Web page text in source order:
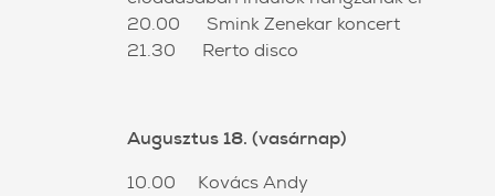
20.00 Smink Zenekar koncert
21.30 Rerto disco
Augusztus 18. (vasárnap)
10.00 Kovács Andy